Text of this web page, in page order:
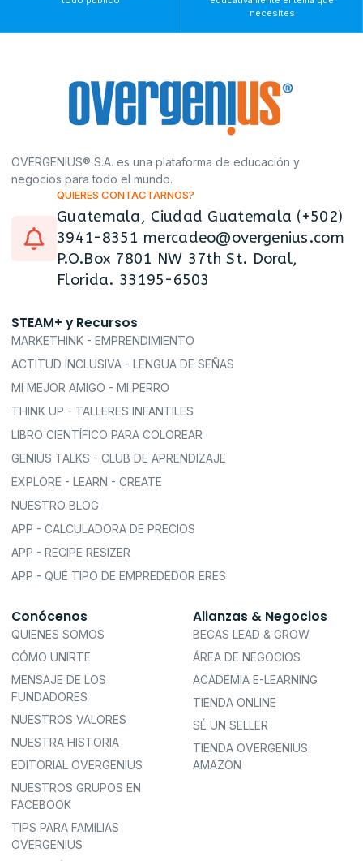
necesites
OVERGENIUS® S.A. es una plataforma de educación y
negocios para todo el mundo.
QUIERES CONTACTARNOS?
Guatemala, Ciudad Guatemala (+502)
3941-8351 mercadeo@overgenius.com
P.O.Box 7801 NW 37th St. Doral,
Florida. 33195-6503
STEAM+ y Recursos
MARKETHINK - EMPRENDIMIENTO
ACTITUD INCLUSIVA - LENGUA DE SEÑAS
MI MEJOR AMIGO - MI PERRO
THINK UP - TALLERES INFANTILES
LIBRO CIENTÍFICO PARA COLOREAR
GENIUS TALKS - CLUB DE APRENDIZAJE
EXPLORE - LEARN - CREATE
NUESTRO BLOG
APP - CALCULADORA DE PRECIOS
APP - RECIPE RESIZER
APP - QUÉ TIPO DE EMPREDEDOR ERES
Conócenos
QUIENES SOMOS
CÓMO UNIRTE
MENSAJE DE LOS
FUNDADORES
NUESTROS VALORES
NUESTRA HISTORIA
EDITORIAL OVERGENIUS
NUESTROS GRUPOS EN
FACEBOOK
TIPS PARA FAMILIAS
OVERGENIUS
Alianzas & Negocios
BECAS LEAD & GROW
ÁREA DE NEGOCIOS
ACADEMIA E-LEARNING
TIENDA ONLINE
SÉ UN SELLER
TIENDA OVERGENIUS
AMAZON